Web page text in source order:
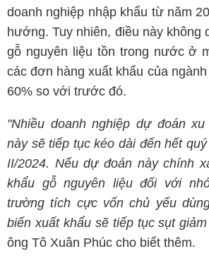
doanh nghiệp nhập khẩu từ năm
hướng. Tuy nhiên, điều này không
gỗ nguyên liệu tồn trong nước ở
các đơn hàng xuất khẩu của
60% so với trước đó.
"Nhiều doanh nghiệp dự đoán
này sẽ tiếp tục kéo dài đến hết
II/2024. Nếu dự đoán này chính
khẩu gỗ nguyên liệu đối với
trường tích cực vốn chủ yếu
biến xuất khẩu sẽ tiếp tục sụt
ông Tô Xuân Phúc cho biết thêm.